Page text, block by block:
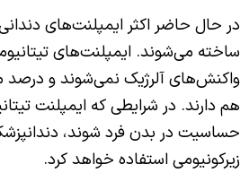
در حال حاضر اکثر ایمپلنت‌های
ساخته می‌شوند. ایمپلنت‌های
واکنش‌های آلرژیک نمی‌شوند و درصد
هم دارند. در شرایطی که ایمپلنت
حساسیت در بدن فرد شوند،
زیرکونیومی استفاده خواهد کرد.